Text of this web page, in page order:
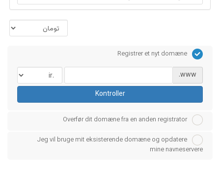
Registrer et nyt domæne
www.
Kontroller
Overfør dit domæne fra en anden registrator
Jeg vil bruge mit eksisterende domæne og opdatere
mine navneservere